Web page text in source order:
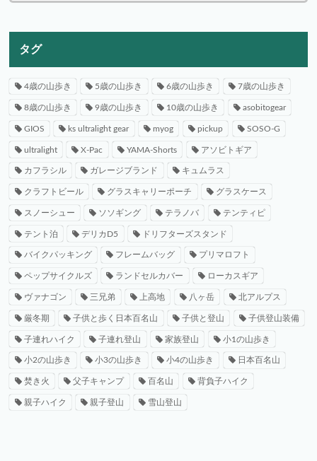
タグ
4歳の山歩き 5歳の山歩き 6歳の山歩き 7歳の山歩き
8歳の山歩き 9歳の山歩き 10歳の山歩き asobitogear
GIOS ks ultralight gear myog pickup SOSO-G
ultralight X-Pac YAMA-Shorts アソビトギア
カフラシル ガレージブランド キュムラス
クラフトビール グラスキャリーポーチ グラスケース
スノーシュー ソソギング テラノバ テンティピ
テント泊 デリカD5 ドリフターズスタンド
バイクパッキング フレームバッグ プリマロフト
ペップサイクルズ ランドセルカバー ローカスギア
ヴァナゴン 三兄弟 上高地 八ヶ岳 北アルプス
厳冬期 子供と歩く日本百名山 子供と登山 子供登山装備
子連れハイク 子連れ登山 家族登山 小1の山歩き
小2の山歩き 小3の山歩き 小4の山歩き 日本百名山
焚き火 父子キャンプ 百名山 背負子ハイク
親子ハイク 親子登山 雪山登山